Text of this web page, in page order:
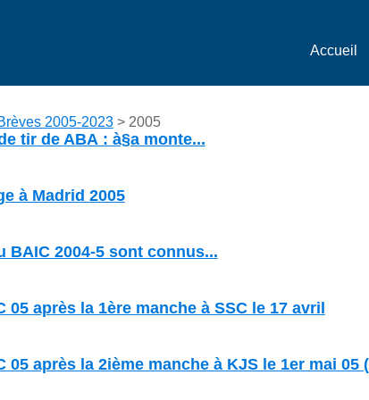
Accueil
2005-2023> 2005
tir de ABA : à§a monte...
à Madrid 2005
BAIC 2004-5 sont connus...
05 après la 1ère manche à SSC le 17 avril
05 après la 2ième manche à KJS le 1er mai 05